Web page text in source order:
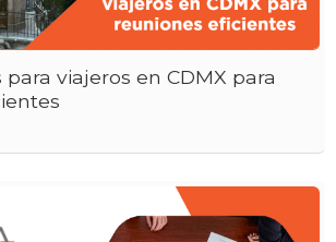
viajeros en CDMX para